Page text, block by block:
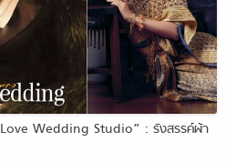
Wedding Studio” : รังสรรค์ผ้า